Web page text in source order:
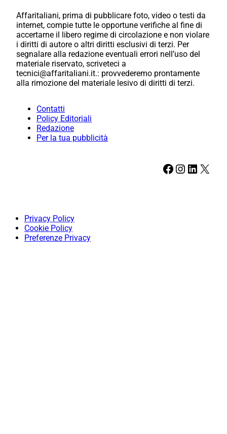
Affaritaliani, prima di pubblicare foto, video o testi da
internet, compie tutte le opportune verifiche al fine di
accertarne il libero regime di circolazione e non violare
i diritti di autore o altri diritti esclusivi di terzi. Per
segnalare alla redazione eventuali errori nell’uso del
materiale riservato, scriveteci a
tecnici@affaritaliani.it.: provvederemo prontamente
alla rimozione del materiale lesivo di diritti di terzi.
Contatti
Policy Editoriali
Redazione
Per la tua pubblicità
Facebook Instagram LinkedIn X
Privacy Policy
Cookie Policy
Preferenze Privacy